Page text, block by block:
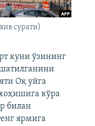
сурати)
куни ўзининг
Оқ уйга
кўра
билан
ярмига